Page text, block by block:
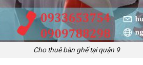
Cho thuê bàn ghế tại quận 9